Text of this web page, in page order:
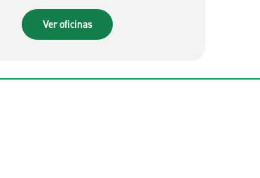
Ver oficinas